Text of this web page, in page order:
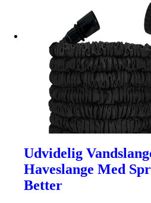
Udvidelig
Haveslange Med
Better